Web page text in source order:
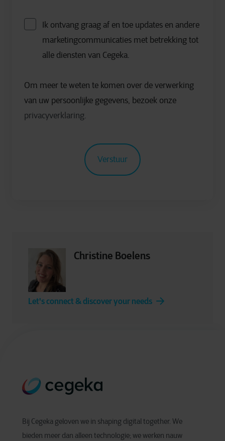
Ik ontvang graag af en toe updates en andere
marketingcommunicaties met betrekking tot
alle diensten van Cegeka.
Om meer te weten te komen over de verwerking
van uw persoonlijke gegevens, bezoek onze
privacyverklaring.
Christine Boelens
Let's connect & discover your needs
Bij Cegeka geloven we in shaping digital together. We
bieden meer dan alleen technologie; we werken nauw